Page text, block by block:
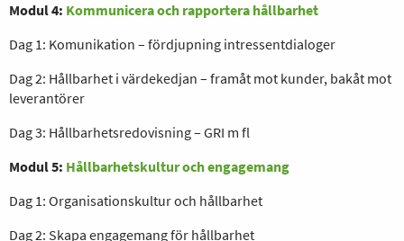
Modul 4: Kommunicera och rapportera hållbarhet
Dag 1: Komunikation – fördjupning intressentdialoger
Dag 2: Hållbarhet i värdekedjan – framåt mot kunder, bakåt mot
leverantörer
Dag 3: Hållbarhetsredovisning – GRI m fl
Modul 5: Hållbarhetskultur och engagemang
Dag 1: Organisationskultur och hållbarhet
Dag 2: Skapa engagemang för hållbarhet